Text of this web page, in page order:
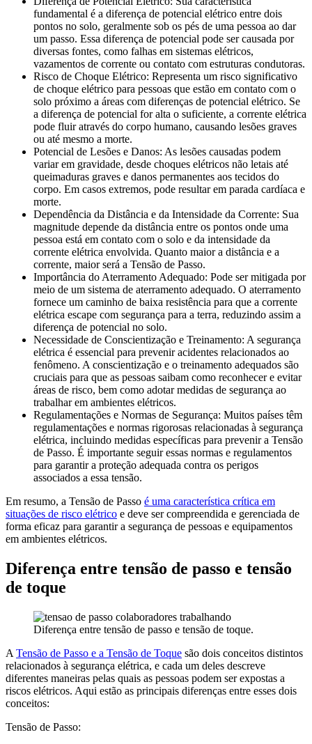
fundamental é a diferença de potencial elétrico entre dois
pontos no solo, geralmente sob os pés de uma pessoa ao dar
um passo. Essa diferença de potencial pode ser causada por
diversas fontes, como falhas em sistemas elétricos,
vazamentos de corrente ou contato com estruturas condutoras.
Risco de Choque Elétrico: Representa um risco significativo
de choque elétrico para pessoas que estão em contato com o
solo próximo a áreas com diferenças de potencial elétrico. Se
a diferença de potencial for alta o suficiente, a corrente elétrica
pode fluir através do corpo humano, causando lesões graves
ou até mesmo a morte.
Potencial de Lesões e Danos: As lesões causadas podem
variar em gravidade, desde choques elétricos não letais até
queimaduras graves e danos permanentes aos tecidos do
corpo. Em casos extremos, pode resultar em parada cardíaca e
morte.
Dependência da Distância e da Intensidade da Corrente: Sua
magnitude depende da distância entre os pontos onde uma
pessoa está em contato com o solo e da intensidade da
corrente elétrica envolvida. Quanto maior a distância e a
corrente, maior será a Tensão de Passo.
Importância do Aterramento Adequado: Pode ser mitigada por
meio de um sistema de aterramento adequado. O aterramento
fornece um caminho de baixa resistência para que a corrente
elétrica escape com segurança para a terra, reduzindo assim a
diferença de potencial no solo.
Necessidade de Conscientização e Treinamento: A segurança
elétrica é essencial para prevenir acidentes relacionados ao
fenômeno. A conscientização e o treinamento adequados são
cruciais para que as pessoas saibam como reconhecer e evitar
áreas de risco, bem como adotar medidas de segurança ao
trabalhar em ambientes elétricos.
Regulamentações e Normas de Segurança: Muitos países têm
regulamentações e normas rigorosas relacionadas à segurança
elétrica, incluindo medidas específicas para prevenir a Tensão
de Passo. É importante seguir essas normas e regulamentos
para garantir a proteção adequada contra os perigos
associados a essa tensão.
Em resumo, a Tensão de Passo é uma característica crítica em
situações de risco elétrico e deve ser compreendida e gerenciada de
forma eficaz para garantir a segurança de pessoas e equipamentos
em ambientes elétricos.
Diferença entre tensão de passo e tensão
de toque
Diferença entre tensão de passo e tensão de toque.
A Tensão de Passo e a Tensão de Toque são dois conceitos distintos
relacionados à segurança elétrica, e cada um deles descreve
diferentes maneiras pelas quais as pessoas podem ser expostas a
riscos elétricos. Aqui estão as principais diferenças entre esses dois
conceitos:
Tensão de Passo: